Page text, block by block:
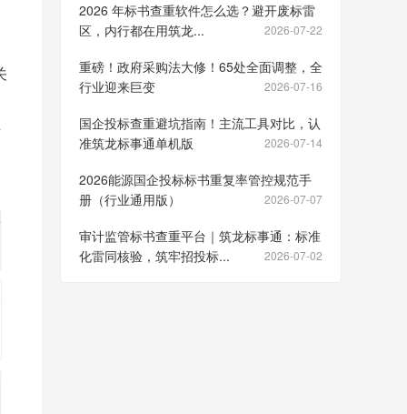
2026 年标书查重软件怎么选？避开废标雷
区，内行都在用筑龙...
2026-07-22
重磅！政府采购法大修！65处全面调整，全
行业迎来巨变
2026-07-16
国企投标查重避坑指南！主流工具对比，认
准筑龙标事通单机版
2026-07-14
2026能源国企投标标书重复率管控规范手
册（行业通用版）
2026-07-07
审计监管标书查重平台｜筑龙标事通：标准
化雷同核验，筑牢招投标...
2026-07-02